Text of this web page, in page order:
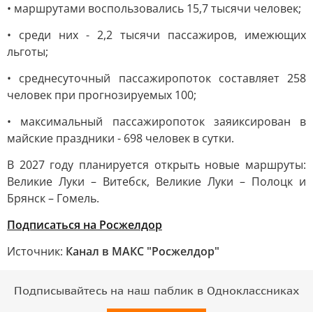
• маршрутами воспользовались 15,7 тысячи человек;
• среди них - 2,2 тысячи пассажиров, имежющих
льготы;
• среднесуточный пассажиропоток составляет 258
человек при прогнозируемых 100;
• максимальный пассажиропоток заяиксирован в
майские праздники - 698 человек в сутки.
В 2027 году планируется открыть новые маршруты:
Великие Луки – Витебск, Великие Луки – Полоцк и
Брянск – Гомель.
Подписаться на Росжелдор
Источник: Канал в МАКС "Росжелдор"
Подписывайтесь на наш паблик в Одноклассниках